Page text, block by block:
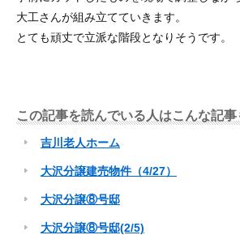
大工さんが組み立てていきます。
とても頑丈で立派な階段となりそうです。
この記事を読んでいる人はこんな記
吉川老人ホーム
大沢分譲建売物件（4/27）
大沢分譲⑧号邸
大沢分譲⑧号邸(2/5)